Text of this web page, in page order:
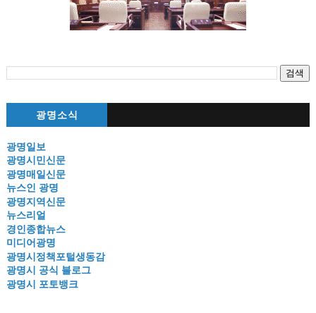
광명소식
광명일보
광명시민신문
광명매일신문
뉴스인 광명
광명지역신문
뉴스리얼
경인종합뉴스
미디어광명
광명시정책포털생동감
광명시 공식 블로그
광명시 포토뱅크